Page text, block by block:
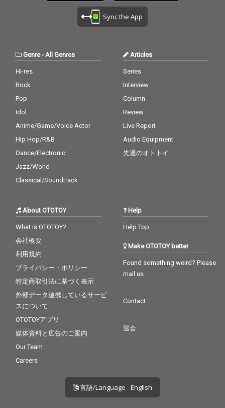
Sync the App
Genre-All Genres
Hi-res
Rock
Pop
Idol
Anime/Game/Voice Actor
Hip Hop/R&B
Dance/Electronic
Jazz/World
Classical/Soundtrack
Articles
Series
Interview
Column
Review
Live Report
Audio Equipment
先週のオトトイ
About OTOTOY
What is OTOTOY?
会社概要
利用規約
プライバシー・ポリシー
特定商取引法に基づく表示
外部データ連携しているサービ
スについて
OTOTOYアプリ
媒体資料と広告のご案内
Our Team
Careers
Help
Help Top
Make OTOTOY better
Found something weird? Please
mail us
Contact
退会
言語/Language - English